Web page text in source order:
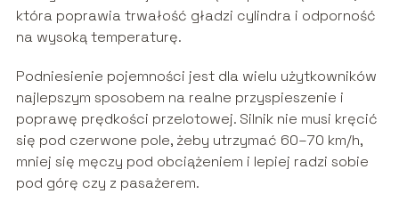
która poprawia trwałość gładzi cylindra i odporność
na wysoką temperaturę.
Podniesienie pojemności jest dla wielu użytkowników
najlepszym sposobem na realne przyspieszenie i
poprawę prędkości przelotowej. Silnik nie musi kręcić
się pod czerwone pole, żeby utrzymać 60–70 km/h,
mniej się męczy pod obciążeniem i lepiej radzi sobie
pod górę czy z pasażerem.